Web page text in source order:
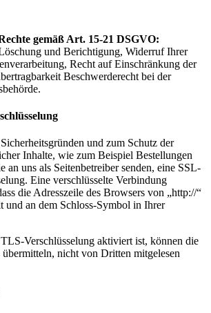
gemäß Art. 15-21 DSGVO:
und Berichtigung, Widerruf Ihrer
Recht auf Einschränkung der
Beschwerderecht bei der
und zum Schutz der
Inhalte, wie zum Beispiel Bestellungen
an uns als Seitenbetreiber senden, eine SSL-
Eine verschlüsselte Verbindung
die Adresszeile des Browsers von „http://“
und an dem Schloss-Symbol in Ihrer
Verschlüsselung aktiviert ist, können die
übermitteln, nicht von Dritten mitgelesen